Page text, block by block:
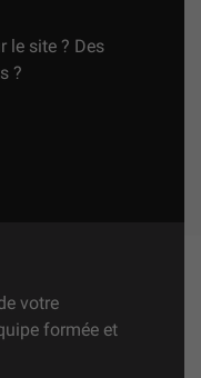
le site ? Des
?
votre
formée et